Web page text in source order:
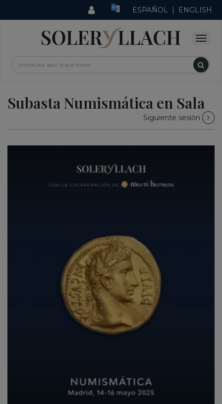
ESPAÑOL | ENGLISH
Subasta Numismática en Sala
Siguiente sesión